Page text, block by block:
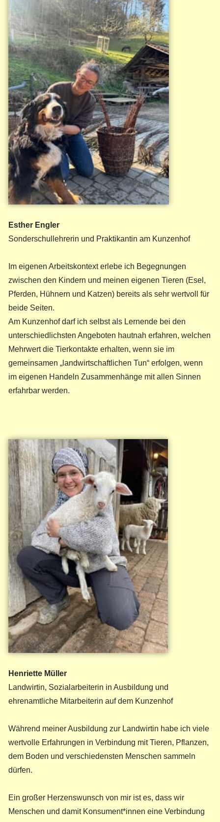
Esther Engler
Sonderschullehrerin und Praktikantin am Kunzenhof
Im eigenen Arbeitskontext erlebe ich Begegnungen
zwischen den Kindern und meinen eigenen Tieren (Esel,
Pferden, Hühnern und Katzen) bereits als sehr wertvoll für
beide Seiten.
Am Kunzenhof darf ich selbst als Lernende bei den
unterschiedlichsten Angeboten hautnah erfahren, welchen
Mehrwert die Tierkontakte erhalten, wenn sie im
gemeinsamen „landwirtschaftlichen Tun“ erfolgen, wenn
im eigenen Handeln Zusammenhänge mit allen Sinnen
erfahrbar werden.
Henriette Müller
Landwirtin, Sozialarbeiterin in Ausbildung und
ehrenamtliche Mitarbeiterin auf dem Kunzenhof
Während meiner Ausbildung zur Landwirtin habe ich viele
wertvolle Erfahrungen in Verbindung mit Tieren, Pflanzen,
dem Boden und verschiedensten Menschen sammeln
dürfen.
Ein großer Herzenswunsch von mir ist es, dass wir
Menschen und damit Konsument*innen eine Verbindung